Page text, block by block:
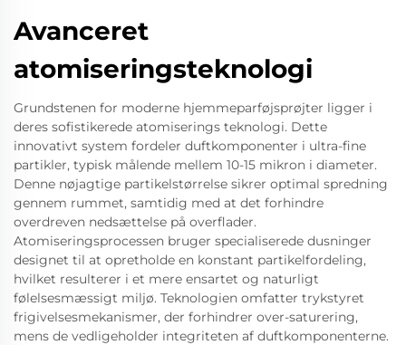
Avanceret
atomiseringsteknologi
Grundstenen for moderne hjemmeparføjsprøjter ligger i
deres sofistikerede atomiserings teknologi. Dette
innovativt system fordeler duftkomponenter i ultra-fine
partikler, typisk målende mellem 10-15 mikron i diameter.
Denne nøjagtige partikelstørrelse sikrer optimal spredning
gennem rummet, samtidig med at det forhindre
overdreven nedsættelse på overflader.
Atomiseringsprocessen bruger specialiserede dusninger
designet til at opretholde en konstant partikelfordeling,
hvilket resulterer i et mere ensartet og naturligt
følelsesmæssigt miljø. Teknologien omfatter trykstyret
frigivelsesmekanismer, der forhindrer over-saturering,
mens de vedligeholder integriteten af duftkomponenterne.